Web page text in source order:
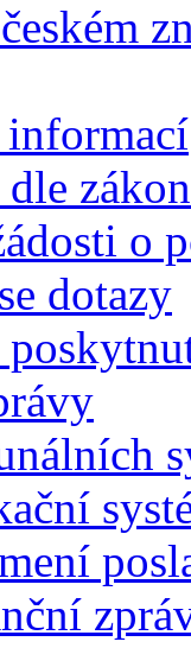
o
dotazy